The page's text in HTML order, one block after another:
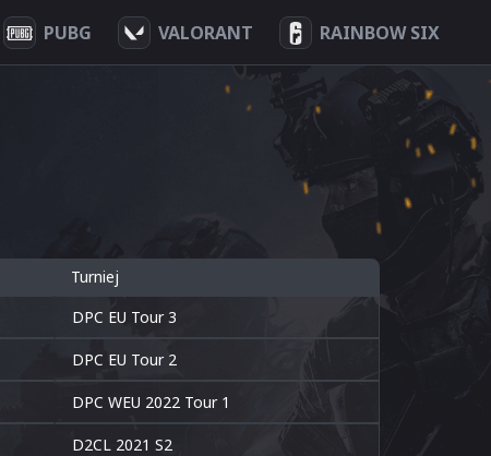
PUBG VALORANT RAINBOW SIX
Turniej
DPC EU Tour 3
DPC EU Tour 2
DPC WEU 2022 Tour 1
D2CL 2021 S2